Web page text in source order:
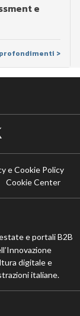
e
>
e Cookie Policy
Cookie Center
e portali B2B
digitale e
italiane.